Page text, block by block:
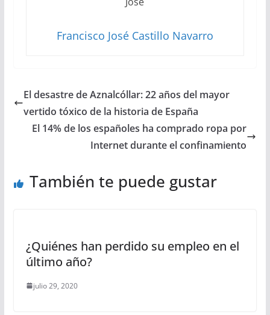
Francisco José Castillo Navarro
El desastre de Aznalcóllar: 22 años del mayor
vertido tóxico de la historia de España
El 14% de los españoles ha comprado ropa por
Internet durante el confinamiento
También te puede gustar
¿Quiénes han perdido su empleo en el
último año?
julio 29, 2020